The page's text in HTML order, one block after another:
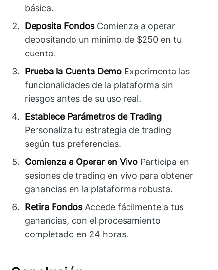
básica.
Deposita FondosComienza a operar
depositando un mínimo de $250 en tu
cuenta.
Prueba la Cuenta Demo Experimenta las
funcionalidades de la plataforma sin
riesgos antes de su uso real.
Establece Parámetros de Trading
Personaliza tu estrategia de trading
según tus preferencias.
Comienza a Operar en Vivo Participa en
sesiones de trading en vivo para obtener
ganancias en la plataforma robusta.
Retira FondosAccede fácilmente a tus
ganancias, con el procesamiento
completado en 24 horas.